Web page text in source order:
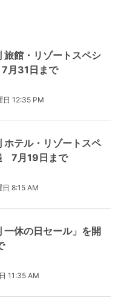
旅館・リゾートスペシ
月31日まで
日 12:35 PM
ホテル・リゾートスペ
7月19日まで
8:15 AM
一休の日セール」を開
11:35 AM